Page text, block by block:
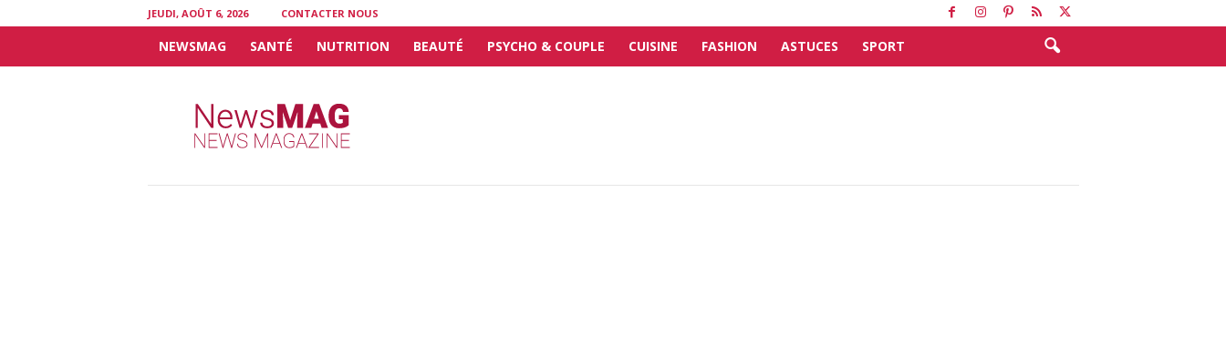
JEUDI, AOÛT 6, 2026 CONTACTER NOUS
NEWSMAG SANTÉ NUTRITION BEAUTÉ PSYCHO & COUPLE CUISINE FASHION ASTUCES SPORT